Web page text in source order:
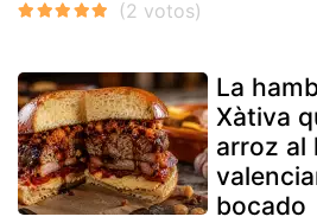
La
Xàtiva
arroz al
bocado